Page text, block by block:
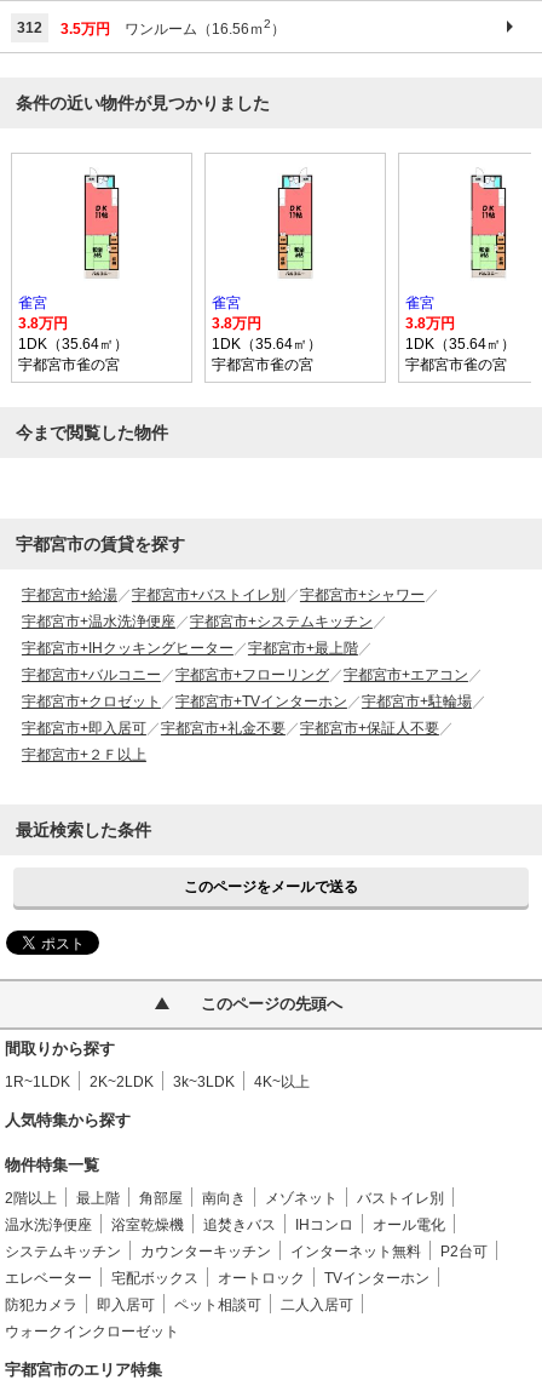
312 3.5万円 ワンルーム（16.56ｍ2 ）
条件の近い物件が見つかりました
雀宮
3.8万円
1DK（35.64㎡）
宇都宮市雀の宮
雀宮
3.8万円
1DK（35.64㎡）
宇都宮市雀の宮
雀宮
3.8万円
1DK（35.64㎡）
宇都宮市雀の宮
今まで閲覧した物件
宇都宮市の賃貸を探す
宇都宮市+給湯 宇都宮市+バストイレ別
宇都宮市+シャワー
宇都宮市+温水洗浄便座
宇都宮市+システムキッチン
宇都宮市+IHクッキングヒーター
宇都宮市+最上階
宇都宮市+バルコニー
宇都宮市+フローリング
宇都宮市+エアコン
宇都宮市+クロゼット
宇都宮市+TVインターホン
宇都宮市+駐輪場
宇都宮市+即入居可
宇都宮市+礼金不要
宇都宮市+保証人不要
宇都宮市+２Ｆ以上
最近検索した条件
このページをメールで送る
このページの先頭へ
間取りから探す
1R~1LDK 2K~2LDK 3k~3LDK 4K~以上
人気特集から探す
物件特集一覧
2階以上 最上階 角部屋 南向き メゾネット
バストイレ別
温水洗浄便座
浴室乾燥機 追焚きバス IHコンロ
オール電化
システムキッチン
カウンターキッチン インターネット無料
P2台可
エレベーター
宅配ボックス オートロック
TVインターホン
防犯カメラ
即入居可 ペット相談可
二人入居可
ウォークインクローゼット
宇都宮市のエリア特集